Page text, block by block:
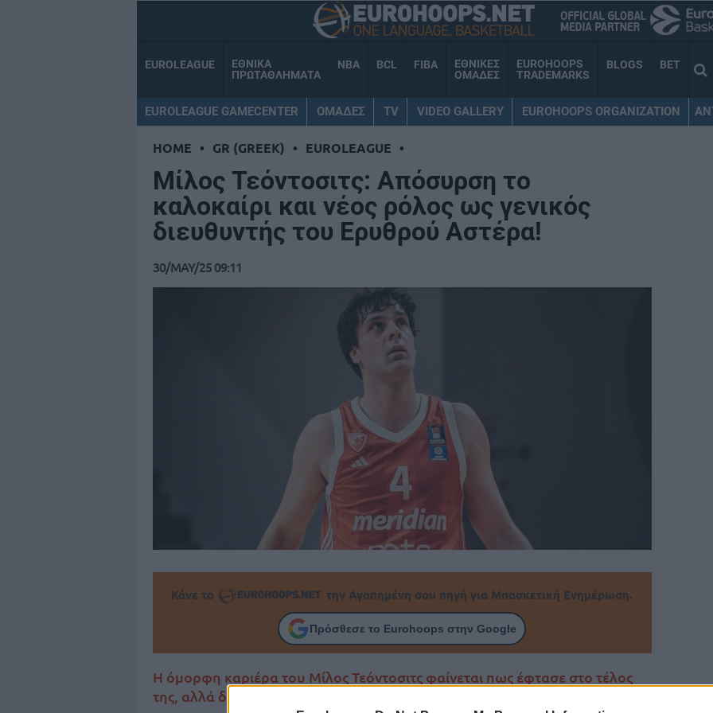
EUROLEAGUE
ΕΘΝΙΚΑ
ΠΡΩΤΑΘΛΗΜΑΤΑ
NBA BCL FIBA
ΕΘΝΙΚΕΣ
ΟΜΑΔΕΣ
EUROHOOPS
TRADEMARKS
BLOGS BET
EUROLEAGUE GAMECENTER ΟΜΑΔΕΣ TV VIDEO GALLERY EUROHOOPS ORGANIZATION
HOME • GR (GREEK) • EUROLEAGUE •
Μίλος Τεόντοσιτς: Απόσυρση το
καλοκαίρι και νέος ρόλος ως γενικός
διευθυντής του Ερυθρού Αστέρα!
30/MAY/25 09:11
Κάνε το την Αγαπημένη σου πηγή για Μπασκετική Ενημέρωση.
Πρόσθεσε το Eurohoops στην Google
Η όμορφη καριέρα του Μίλος Τεόντοσιτς φαίνεται πως έφτασε στο τέλος
της, αλλά δεν θα μείνει ούτε… λεπτό μακριά από το μπάσκετ!